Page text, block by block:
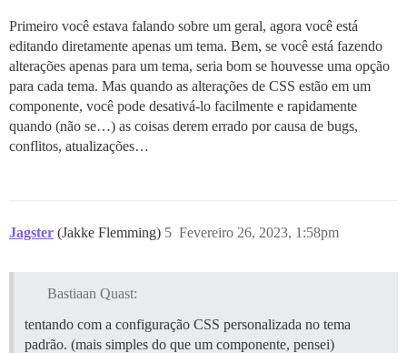
Primeiro você estava falando sobre um geral, agora você está
editando diretamente apenas um tema. Bem, se você está fazendo
alterações apenas para um tema, seria bom se houvesse uma opção
para cada tema. Mas quando as alterações de CSS estão em um
componente, você pode desativá-lo facilmente e rapidamente
quando (não se…) as coisas derem errado por causa de bugs,
conflitos, atualizações…
Jagster (Jakke Flemming) Fevereiro 26, 2023, 1:58pm
5
Bastiaan Quast:
tentando com a configuração CSS personalizada no tema
padrão. (mais simples do que um componente, pensei)